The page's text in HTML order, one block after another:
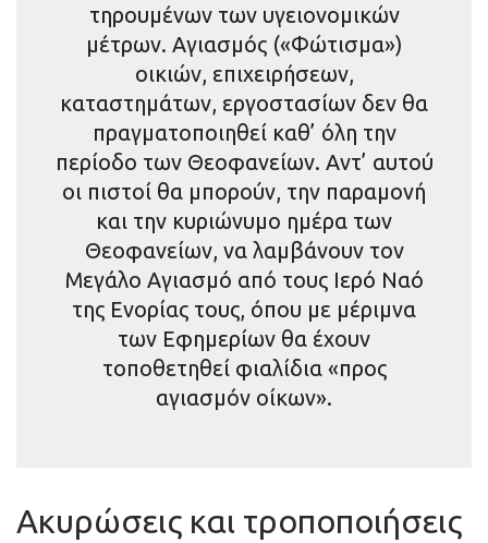
τηρουμένων των υγειονομικών
μέτρων. Αγιασμός («Φώτισμα»)
οικιών, επιχειρήσεων,
καταστημάτων, εργοστασίων δεν θα
πραγματοποιηθεί καθ’ όλη την
περίοδο των Θεοφανείων. Αντ’ αυτού
οι πιστοί θα μπορούν, την παραμονή
και την κυριώνυμο ημέρα των
Θεοφανείων, να λαμβάνουν τον
Μεγάλο Αγιασμό από τους Ιερό Ναό
της Ενορίας τους, όπου με μέριμνα
των Εφημερίων θα έχουν
τοποθετηθεί φιαλίδια «προς
αγιασμόν οίκων».
Ακυρώσεις και τροποποιήσεις